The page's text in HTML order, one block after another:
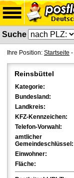
Suche
Ihre Position: Startseite -
Reinsbüttel
Kategorie:
Bundesland:
Landkreis:
KFZ-Kennzeichen:
Telefon-Vorwahl:
amtlicher
Gemeindeschlüssel:
Einwohner:
Fläche: